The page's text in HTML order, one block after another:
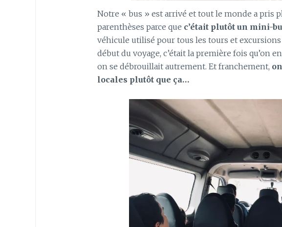
Notre « bus » est arrivé et tout le monde a pris
parenthèses parce que c’était plutôt un mini-
véhicule utilisé pour tous les tours et
début du voyage, c’était la première fois qu’on
on se débrouillait autrement. Et franchement,
locales plutôt que ça…